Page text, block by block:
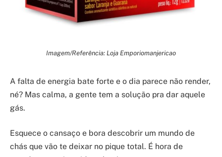
Imagem/Referência: Loja Emporiomanjericao
A falta de energia bate forte e o dia parece não render,
né? Mas calma, a gente tem a solução pra dar aquele
gás.
Esquece o cansaço e bora descobrir um mundo de
chás que vão te deixar no pique total. É hora de